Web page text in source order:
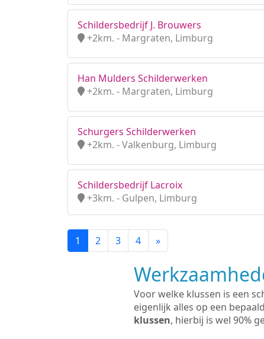
Schildersbedrijf J. Brouwers
+2km. - Margraten, Limburg
Han Mulders Schilderwerken
+2km. - Margraten, Limburg
Schurgers Schilderwerken
+2km. - Valkenburg, Limburg
Schildersbedrijf Lacroix
+3km. - Gulpen, Limburg
1 2 3 4 »
Voor welke klussen is een
eigenlijk alles op een
klussen, hierbij is wel 90%